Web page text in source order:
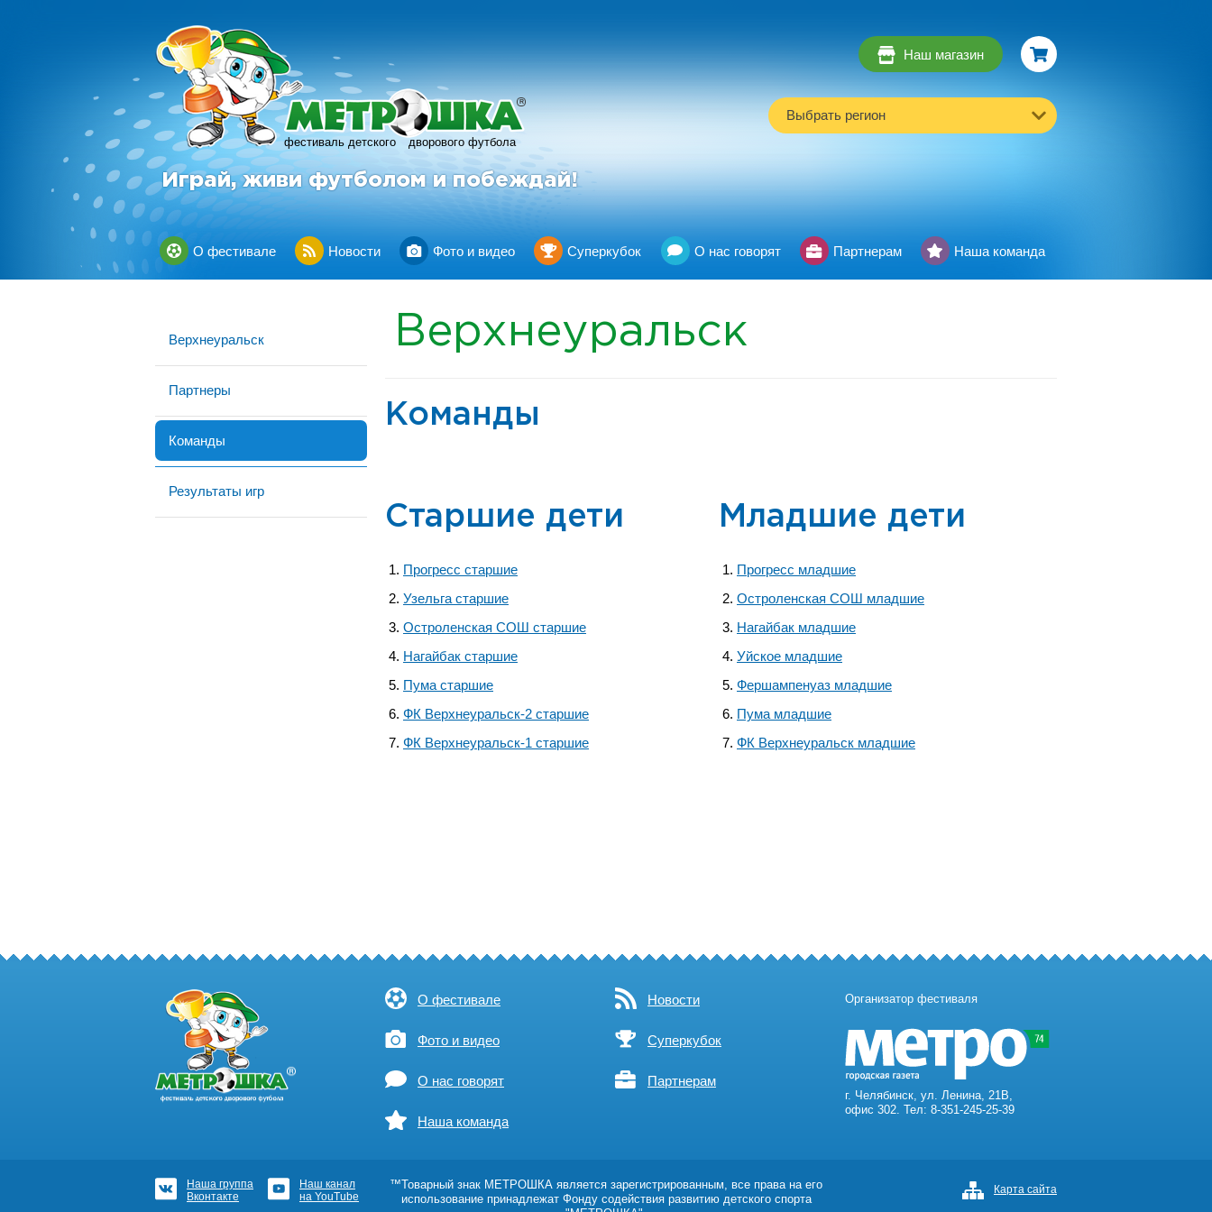
фестиваль детского дворового футбола
R
Играй, живи футболом и побеждай!
Наш магазин
Выбрать регион
О фестивале Новости Фото и видео Суперкубок О нас говорят Партнерам Наша команда
Верхнеуральск
Партнеры
Команды
Результаты игр
Верхнеуральск
Команды
Старшие дети
Прогресс старшие
Узельга старшие
Остроленская СОШ старшие
Нагайбак старшие
Пума старшие
ФК Верхнеуральск-2 старшие
ФК Верхнеуральск-1 старшие
Младшие дети
Прогресс младшие
Остроленская СОШ младшие
Нагайбак младшие
Уйское младшие
Фершампенуаз младшие
Пума младшие
ФК Верхнеуральск младшие
О фестивале Новости
Фото и видео Суперкубок
О нас говорят Партнерам
Наша команда
Организатор фестиваля
г. Челябинск, ул. Ленина, 21В,
офис 302. Тел: 8-351-245-25-39
Наша группа
Вконтакте
Наш канал
на YouTube
™Товарный знак МЕТРОШКА является зарегистрированным, все права на его
использование принадлежат Фонду содействия развитию детского спорта
Карта сайта